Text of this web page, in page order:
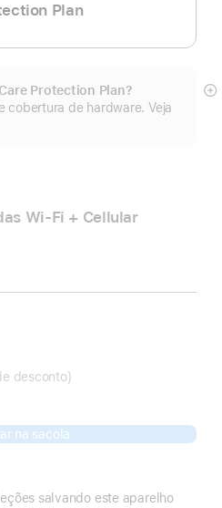
Plan
Protection Plan?
cobertura de hardware. Veja
Wi‑Fi + Cellular
desconto)
na sacola
salvando este aparelho